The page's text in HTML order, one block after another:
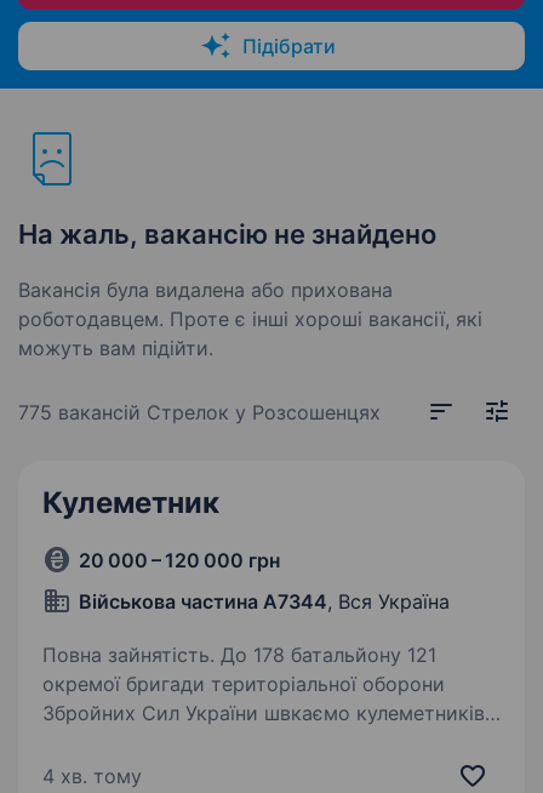
Підібрати
На жаль, вакансію не знайдено
Вакансія була видалена або прихована
роботодавцем. Проте є інші хороші вакансії, які
можуть вам підійти.
775 вакансій Стрелок у Розсошенцях
Кулеметник
20 000 – 120 000 грн
Військова частина А7344, Вся Україна
Повна зайнятість. До 178 батальйону 121
окремої бригади територіальної оборони
Збройних Сил України швкаємо кулеметників.
територіальної оборони входить до складу
4 хв. тому